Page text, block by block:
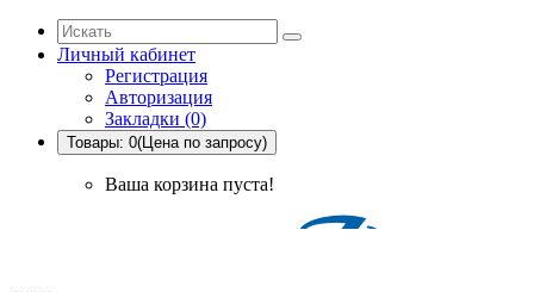
Личный кабинет
Регистрация
Авторизация
Закладки (0)
Товары: 0(Цена по запросу)
Ваша корзина пуста!